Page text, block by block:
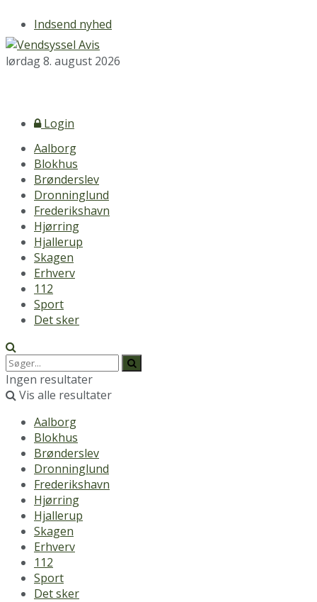
Indsend nyhed
lørdag 8. august 2026
Login
Aalborg
Blokhus
Brønderslev
Dronninglund
Frederikshavn
Hjørring
Hjallerup
Skagen
Erhverv
112
Sport
Det sker
Ingen resultater
Vis alle resultater
Aalborg
Blokhus
Brønderslev
Dronninglund
Frederikshavn
Hjørring
Hjallerup
Skagen
Erhverv
112
Sport
Det sker